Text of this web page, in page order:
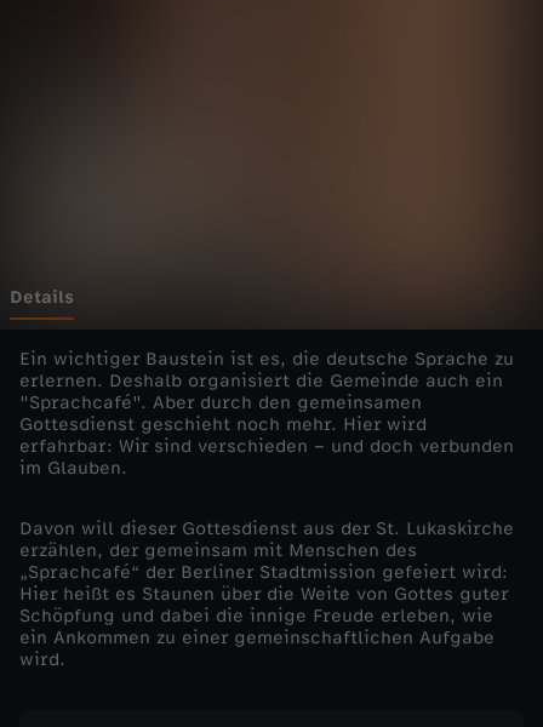
e
-
A
n
g
e
k
Details
Ein wichtiger Baustein ist es, die deutsche Sprache zu
erlernen. Deshalb organisiert die Gemeinde auch ein
"Sprachcafé". Aber durch den gemeinsamen
Gottesdienst geschieht noch mehr. Hier wird
erfahrbar: Wir sind verschieden – und doch verbunden
im Glauben.
Davon will dieser Gottesdienst aus der St. Lukaskirche
erzählen, der gemeinsam mit Menschen des
„Sprachcafé“ der Berliner Stadtmission gefeiert wird:
Hier heißt es Staunen über die Weite von Gottes guter
Schöpfung und dabei die innige Freude erleben, wie
ein Ankommen zu einer gemeinschaftlichen Aufgabe
wird.